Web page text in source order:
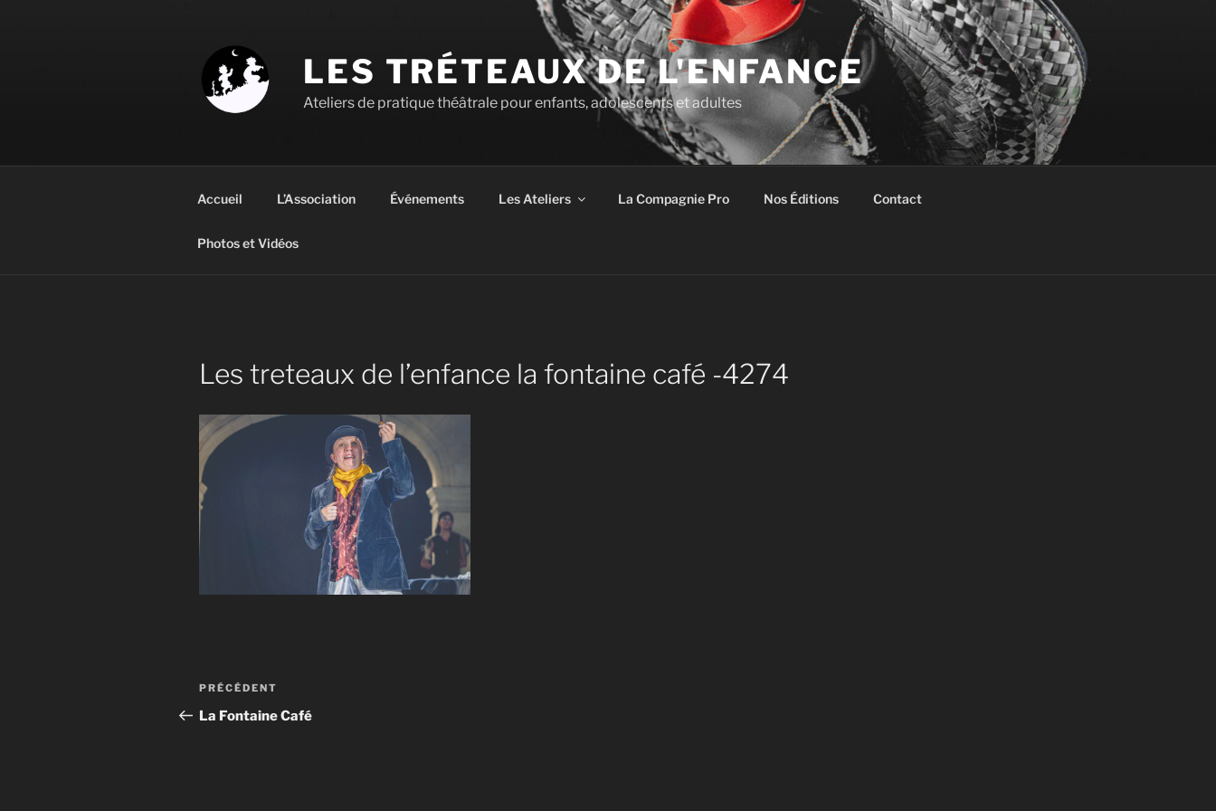
LES TRÉTEAUX DE L'ENFANCE
Ateliers de pratique théâtrale pour enfants, adolescents et adultes
Accueil L’Association Événements Les Ateliers La Compagnie Pro Nos Éditions Contact
Photos et Vidéos
Les treteaux de l’enfance la fontaine café -4274
Navigation
de
Article
précédent
PRÉCÉDENT
La Fontaine Café